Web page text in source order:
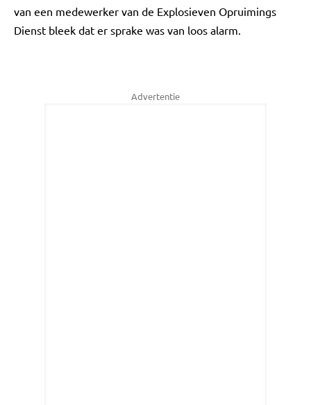
van een medewerker van de Explosieven Opruimings
Dienst bleek dat er sprake was van loos alarm.
Advertentie